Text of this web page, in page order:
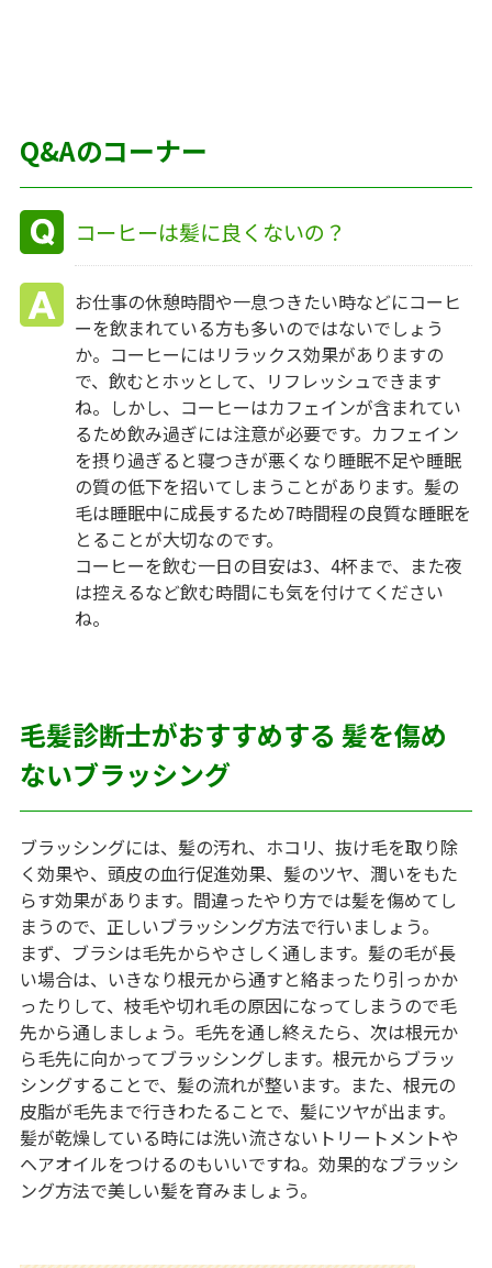
Q&Aのコーナー
コーヒーは髪に良くないの？
お仕事の休憩時間や一息つきたい時などにコーヒ
ーを飲まれている方も多いのではないでしょう
か。コーヒーにはリラックス効果がありますの
で、飲むとホッとして、リフレッシュできます
ね。しかし、コーヒーはカフェインが含まれてい
るため飲み過ぎには注意が必要です。カフェイン
を摂り過ぎると寝つきが悪くなり睡眠不足や睡眠
の質の低下を招いてしまうことがあります。髪の
毛は睡眠中に成長するため7時間程の良質な睡眠を
とることが大切なのです。
コーヒーを飲む一日の目安は3、4杯まで、また夜
は控えるなど飲む時間にも気を付けてください
ね。
毛髪診断士がおすすめする 髪を傷め
ないブラッシング
ブラッシングには、髪の汚れ、ホコリ、抜け毛を取り除
く効果や、頭皮の血行促進効果、髪のツヤ、潤いをもた
らす効果があります。間違ったやり方では髪を傷めてし
まうので、正しいブラッシング方法で行いましょう。
まず、ブラシは毛先からやさしく通します。髪の毛が長
い場合は、いきなり根元から通すと絡まったり引っかか
ったりして、枝毛や切れ毛の原因になってしまうので毛
先から通しましょう。毛先を通し終えたら、次は根元か
ら毛先に向かってブラッシングします。根元からブラッ
シングすることで、髪の流れが整います。また、根元の
皮脂が毛先まで行きわたることで、髪にツヤが出ます。
髪が乾燥している時には洗い流さないトリートメントや
ヘアオイルをつけるのもいいですね。効果的なブラッシ
ング方法で美しい髪を育みましょう。